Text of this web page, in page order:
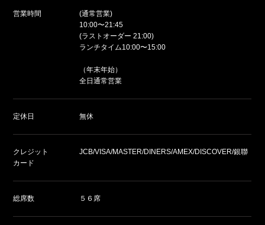
営業時間
(通常営業)
10:00〜21:45
(ラストオーダー 21:00)
ランチタイム10:00〜15:00
（年末年始）
全日通常営業
定休日 無休
クレジット
カード
JCB/VISA/MASTER/DINERS/AMEX/DISCOVER/銀聯
総席数 ５６席